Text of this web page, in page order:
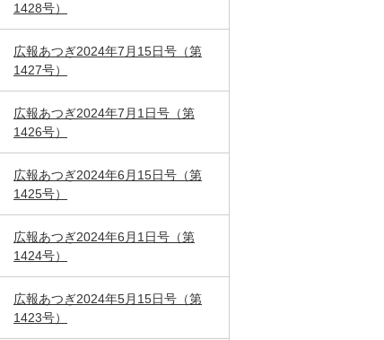
1428号）
広報あつぎ2024年7月15日号（第
1427号）
広報あつぎ2024年7月1日号（第
1426号）
広報あつぎ2024年6月15日号（第
1425号）
広報あつぎ2024年6月1日号（第
1424号）
広報あつぎ2024年5月15日号（第
1423号）